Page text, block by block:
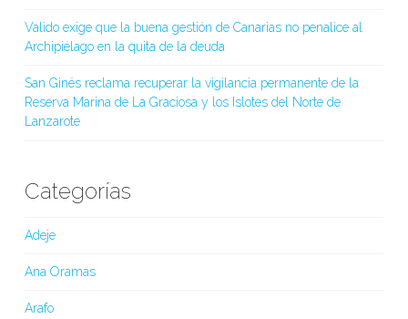
Valido exige que la buena gestión de Canarias no penalice al
Archipiélago en la quita de la deuda
San Ginés reclama recuperar la vigilancia permanente de la
Reserva Marina de La Graciosa y los Islotes del Norte de
Lanzarote
Categorías
Adeje
Ana Oramas
Arafo